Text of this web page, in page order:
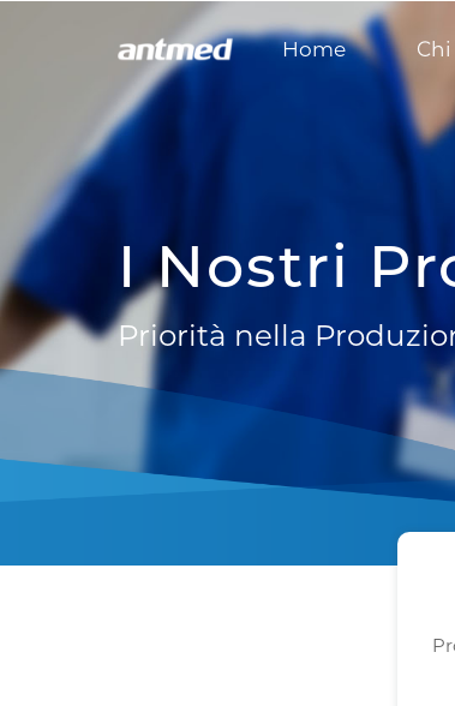
Home
I Nostri
Priorità nella